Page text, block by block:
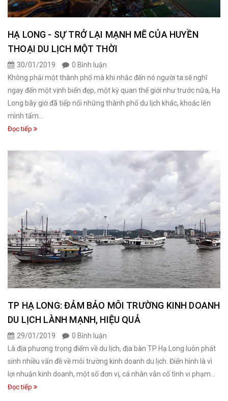
HẠ LONG - SỰ TRỞ LẠI MẠNH MẼ CỦA HUYỀN
THOẠI DU LỊCH MỘT THỜI
30/01/2019
0 Bình luận
Không phải một thành phố mà khi nhắc đến nó người ta sẽ nghĩ
ngay đến một vịnh biển đẹp, một kỳ quan thế giới như trước nữa, Hạ
Long bây giờ đã tiếp nối những thành phố du lịch khác, khoác lên
mình tấm...
Đọc tiếp
TP HẠ LONG: ĐẢM BẢO MÔI TRƯỜNG KINH DOANH
DU LỊCH LÀNH MẠNH, HIỆU QUẢ
29/01/2019
0 Bình luận
Là địa phương trọng điểm về du lịch, địa bàn TP Hạ Long luôn phát
sinh nhiều vấn đề về môi trường kinh doanh du lịch. Điển hình là vì
lợi nhuận kinh doanh, một số đơn vị, cá nhân vẫn cố tình vi phạm...
Đọc tiếp